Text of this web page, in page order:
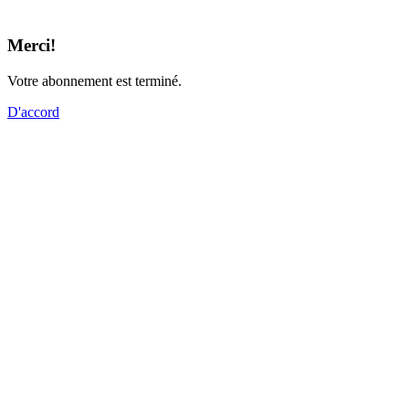
Merci!
Votre abonnement est terminé.
D'accord